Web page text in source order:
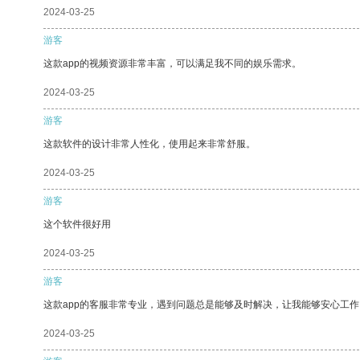
2024-03-25
游客
这款app的视频资源非常丰富，可以满足我不同的娱乐需求。
2024-03-25
游客
这款软件的设计非常人性化，使用起来非常舒服。
2024-03-25
游客
这个软件很好用
2024-03-25
游客
这款app的客服非常专业，遇到问题总是能够及时解决，让我能够安心工
2024-03-25